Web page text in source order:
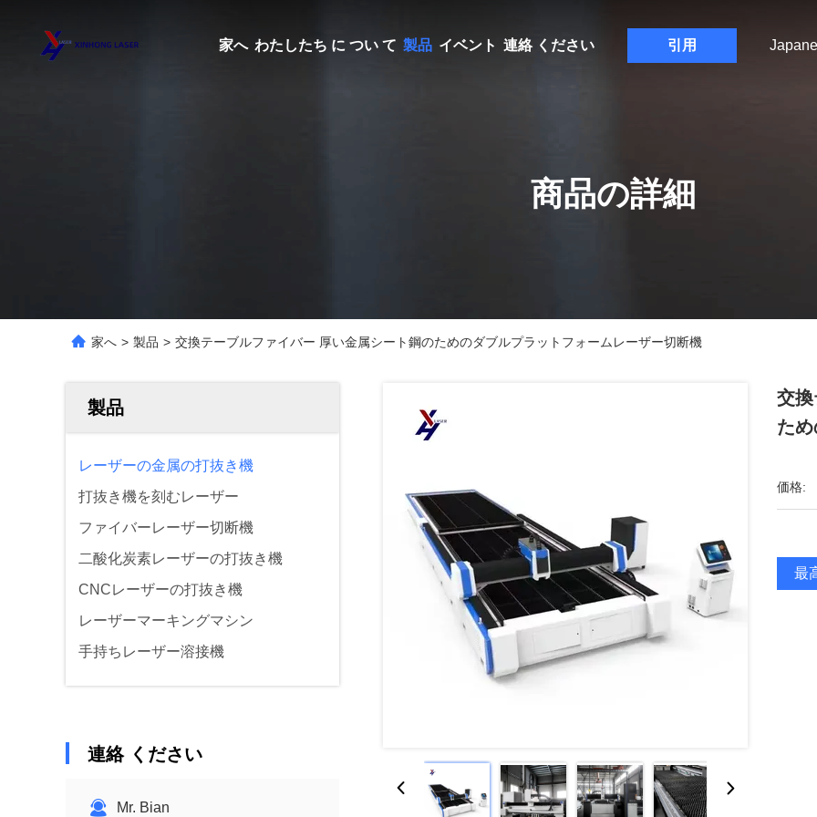
家へ わたしたち に つい て 製品 イベント 連絡 ください 引用
商品の詳細
家へ > 製品 > 交換テーブルファイバー 厚い金属シート鋼のためのダブルプラットフォームレーザー切断機
製品
レーザーの金属の打抜き機
打抜き機を刻むレーザー
ファイバーレーザー切断機
二酸化炭素レーザーの打抜き機
CNCレーザーの打抜き機
レーザーマーキングマシン
手持ちレーザー溶接機
連絡 ください
Mr. Bian
交
た
価格:
最